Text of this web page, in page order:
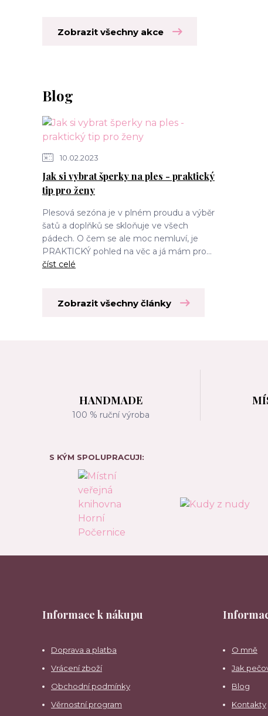
Zobrazit všechny akce
Blog
10.02.2023
Jak si vybrat šperky na ples - praktický
tip pro ženy
Plesová sezóna je v plném proudu a výběr
šatů a doplňků se skloňuje ve všech
pádech. O čem se ale moc nemluví, je
PRAKTICKÝ pohled na věc a já mám pro...
číst celé
Zobrazit všechny články
HANDMADE
100 % ruční výroba
S KÝM SPOLUPRACUJI:
Informace k nákupu
Doprava a platba
Vrácení zboží
Obchodní podmínky
Věrnostní program
O mně
Jak
Blog
Kontakty